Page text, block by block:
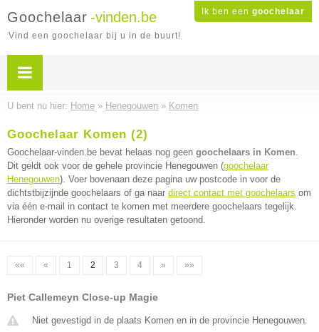
Ik ben een goochelaar
Goochelaar -vinden.be
Vind een goochelaar bij u in de buurt!
U bent nu hier: Home » Henegouwen » Komen
Goochelaar Komen (2)
Goochelaar-vinden.be bevat helaas nog geen goochelaars in Komen.
Dit geldt ook voor de gehele provincie Henegouwen (goochelaar
Henegouwen). Voer bovenaan deze pagina uw postcode in voor de
dichtstbijzijnde goochelaars of ga naar direct contact met goochelaars om
via één e-mail in contact te komen met meerdere goochelaars tegelijk.
Hieronder worden nu overige resultaten getoond.
«« « 1 2 3 4 » »»
Piet Callemeyn Close-up Magie
Niet gevestigd in de plaats Komen en in de provincie Henegouwen.